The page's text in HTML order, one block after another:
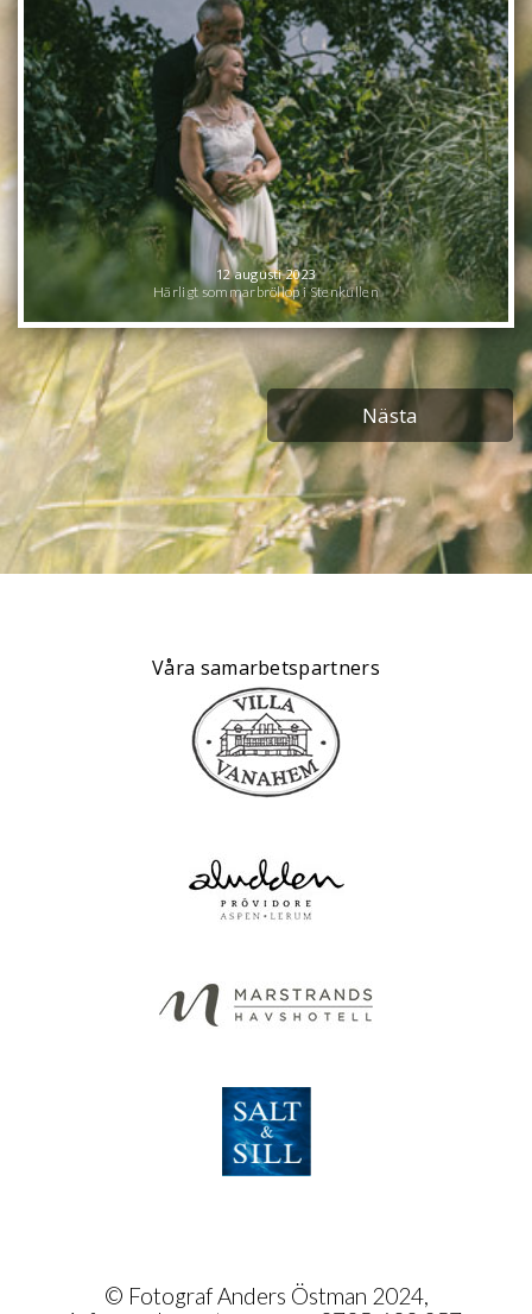
12 augusti 2023
Härligt sommarbröllop i Stenkullen
Nästa
Våra samarbetspartners
© Fotograf Anders Östman 2024,